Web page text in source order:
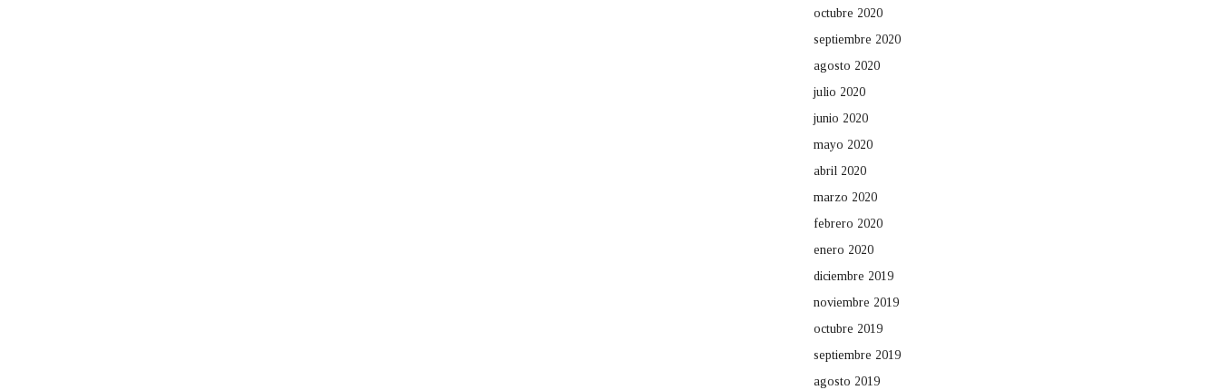
octubre 2020
septiembre 2020
agosto 2020
julio 2020
junio 2020
mayo 2020
abril 2020
marzo 2020
febrero 2020
enero 2020
diciembre 2019
noviembre 2019
octubre 2019
septiembre 2019
agosto 2019